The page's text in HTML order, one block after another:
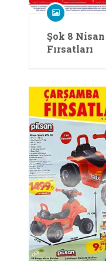
Şok 8
Fırsatları